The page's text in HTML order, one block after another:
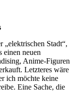
„elektrischen Stadt“,
einen neuen
Anime-Figuren
Letzteres wäre
ich möchte keine
Eine Sache, die